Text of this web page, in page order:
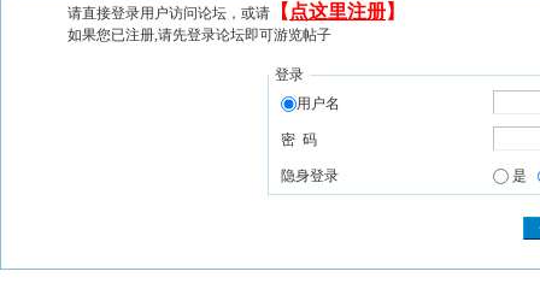
请直接登录用户访问论坛，或请 【 点这里注册】
如果您已注册,请先登录论坛即可游览帖子
登录
用户名
密 码
隐身登录 是